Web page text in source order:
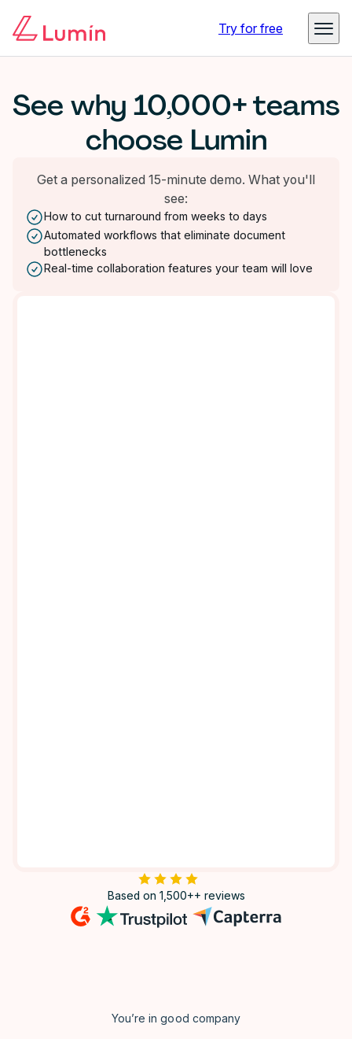
Try for free
See why 10,000+ teams
choose Lumin
Get a personalized 15-minute demo. What you'll
see:
How to cut turnaround from weeks to days
Automated workflows that eliminate document
bottlenecks
Real-time collaboration features your team will love
Based on 1,500++ reviews
You’re in good company